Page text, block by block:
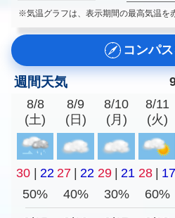
※気温グラフは、表示期間の最高気温を
コンパ
週間天気
8/8
(土)
8/9
(日)
8/10
(月)
8/11
(火)
30 | 22 27 | 22 29 | 21 28 | 17
50%
40% 30% 60%